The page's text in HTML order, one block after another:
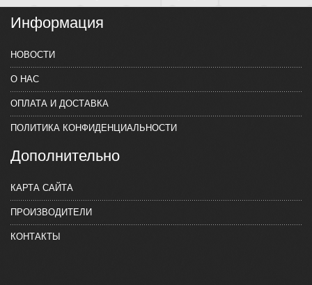
Информация
НОВОСТИ
О НАС
ОПЛАТА И ДОСТАВКА
ПОЛИТИКА КОНФИДЕНЦИАЛЬНОСТИ
Дополнительно
КАРТА САЙТА
ПРОИЗВОДИТЕЛИ
КОНТАКТЫ